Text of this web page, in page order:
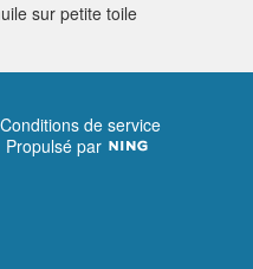
sur petite toile
Conditions de service
Propulsé par